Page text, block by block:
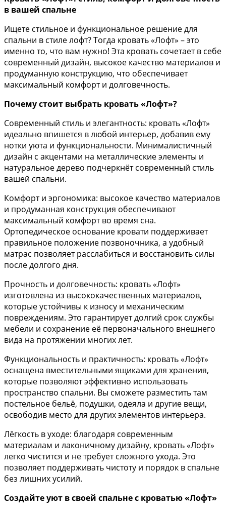
в вашей спальне
Ищете стильное и функциональное решение для
спальни в стиле лофт? Тогда кровать «Лофт» – это
именно то, что вам нужно! Эта кровать сочетает в себе
современный дизайн, высокое качество материалов и
продуманную конструкцию, что обеспечивает
максимальный комфорт и долговечность.
Почему стоит выбрать кровать «Лофт»?
Современный стиль и элегантность: кровать «Лофт»
идеально впишется в любой интерьер, добавив ему
нотки уюта и функциональности. Минималистичный
дизайн с акцентами на металлические элементы и
натуральное дерево подчеркнёт современный стиль
вашей спальни.
Комфорт и эргономика: высокое качество материалов
и продуманная конструкция обеспечивают
максимальный комфорт во время сна.
Ортопедическое основание кровати поддерживает
правильное положение позвоночника, а удобный
матрас позволяет расслабиться и восстановить силы
после долгого дня.
Прочность и долговечность: кровать «Лофт»
изготовлена из высококачественных материалов,
которые устойчивы к износу и механическим
повреждениям. Это гарантирует долгий срок службы
мебели и сохранение её первоначального внешнего
вида на протяжении многих лет.
Функциональность и практичность: кровать «Лофт»
оснащена вместительными ящиками для хранения,
которые позволяют эффективно использовать
пространство спальни. Вы сможете разместить там
постельное бельё, подушки, одеяла и другие вещи,
освободив место для других элементов интерьера.
Лёгкость в уходе: благодаря современным
материалам и лаконичному дизайну, кровать «Лофт»
легко чистится и не требует сложного ухода. Это
позволяет поддерживать чистоту и порядок в спальне
без лишних усилий.
Создайте уют в своей спальне с кроватью «Лофт»